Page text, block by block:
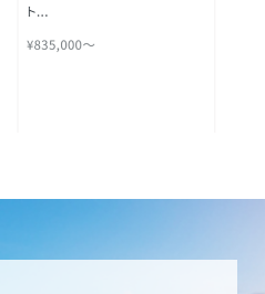
ェの設計・デザイン｜一宮市｜市